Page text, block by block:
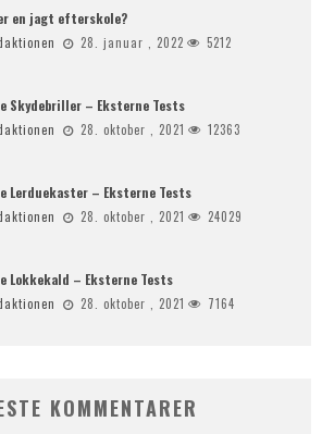
en jagt efterskole?
28. januar , 2022 5212
Skydebriller – Eksterne Tests
28. oktober , 2021 12363
Lerduekaster – Eksterne Tests
28. oktober , 2021 24029
Lokkekald – Eksterne Tests
28. oktober , 2021 7164
KOMMENTARER